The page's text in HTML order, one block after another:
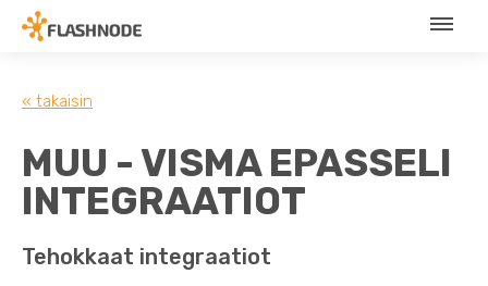
« takaisin
MUU - VISMA EPASSELI
INTEGRAATIOT
Tehokkaat integraatiot